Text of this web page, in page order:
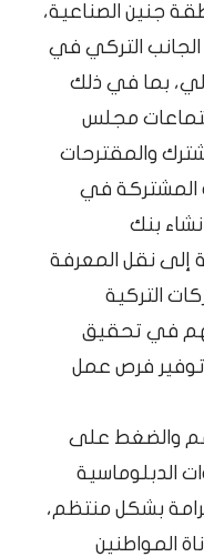
جنين الصناعية،
التركي في
بما في ذلك
مجلس
والمقترحات
المشتركة في
بنك
نقل المعرفة
التركية
في تحقيق
وتوفير فرص عمل
والضغط على
الدبلوماسية
بشكل منتظم،
المواطنين